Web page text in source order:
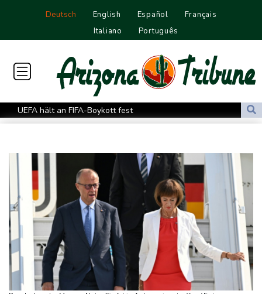
Deutsch English Español
Français
Italiano
Português
UEFA hält an FIFA-Boykott fest
Niedrigwasser: Bilger für Aussetzung von Sonn- und
Millionendeal perfekt: Diomande wechselt nach Madrid
US-Republikaner wollen früheren Corona-Berater Fauci vor
Gericht stellen lassen
Forlán wird Nationaltrainer in Uruguay
Böden in Deutschland ähnlich trocken wie in Dürrejahren 2018
und 2022
Mutter mit 71 Stichen getötet und Leiche zerstückelt: Mann muss
in Psychiatrie
Nach Ausweisung von Journalistin: Russland wirft Frankreich